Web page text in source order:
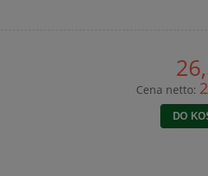
Cena netto:
DO